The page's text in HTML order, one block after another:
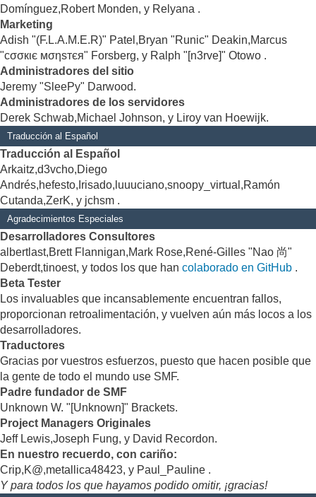
Domínguez,Robert Monden, y Relyana .
Marketing
Adish "(F.L.A.M.E.R)" Patel,Bryan "Runic" Deakin,Marcus
"cσσкιє мσηѕтєя" Forsberg, y Ralph "[n3rve]" Otowo .
Administradores del sitio
Jeremy "SleePy" Darwood.
Administradores de los servidores
Derek Schwab,Michael Johnson, y Liroy van Hoewijk.
Traducción al Español
Traducción al Español
Arkaitz,d3vcho,Diego
Andrés,hefesto,Irisado,luuuciano,snoopy_virtual,Ramón
Cutanda,ZerK, y jchsm .
Agradecimientos Especiales
Desarrolladores Consultores
albertlast,Brett Flannigan,Mark Rose,René-Gilles "Nao 尚"
Deberdt,tinoest, y todos los que han colaborado en GitHub .
Beta Tester
Los invaluables que incansablemente encuentran fallos,
proporcionan retroalimentación, y vuelven aún más locos a los
desarrolladores.
Traductores
Gracias por vuestros esfuerzos, puesto que hacen posible que
la gente de todo el mundo use SMF.
Padre fundador de SMF
Unknown W. "[Unknown]" Brackets.
Project Managers Originales
Jeff Lewis,Joseph Fung, y David Recordon.
En nuestro recuerdo, con cariño:
Crip,K@,metallica48423, y Paul_Pauline .
Y para todos los que hayamos podido omitir, ¡gracias!